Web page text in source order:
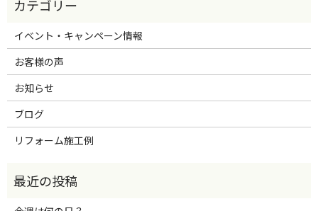
イベント・キャンペーン情報
お客様の声
お知らせ
ブログ
リフォーム施工例